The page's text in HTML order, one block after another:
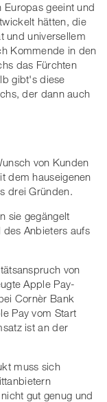
Europas geeint und
hätten, die
und universellem
Kommende in den
das Fürchten
gibt's diese
der dann auch
von Kunden
dem hauseigenen
drei Gründen.
sie gegängelt
Anbieters aufs
von
Apple Pay-
Cornèr Bank
Pay vom Start
ist an der
muss sich
gut genug und